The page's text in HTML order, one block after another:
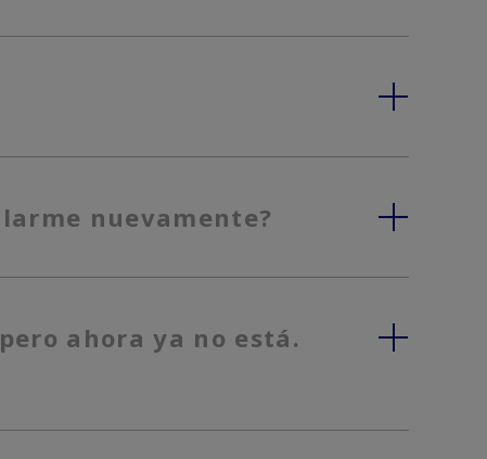
nuevamente?
ahora ya no está.